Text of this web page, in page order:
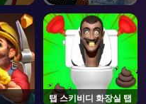
슈트
탭 스키비디 화장실 탭